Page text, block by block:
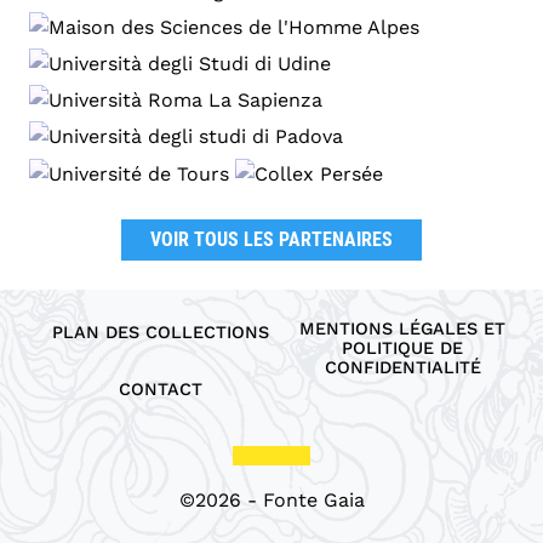
VOIR TOUS LES PARTENAIRES
PLAN DES COLLECTIONS
CONTACT
MENTIONS LÉGALES ET
POLITIQUE DE
CONFIDENTIALITÉ
©2026 - Fonte Gaia